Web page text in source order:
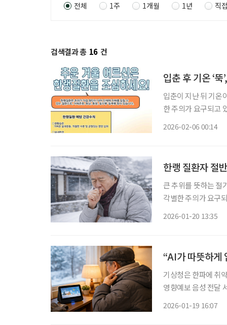
전체 1주 1개월 1년 직
검색결과 총 16 건
입춘 후 기온 ‘
입춘이 지난 뒤 기온
한 주의가 요구되고 있다. 6일 질병관리청에 따르면 작년 12월 1일부터 이달
2026-02-06 00:14
한랭 질환자 절
큰 추위를 뜻하는 절
각별한 주의가 요구
2026-01-20 13:35
“AI가 따뜻하게
기상청은 한파에 취
영향예보 음성 전달 서비
2026-01-19 16:07